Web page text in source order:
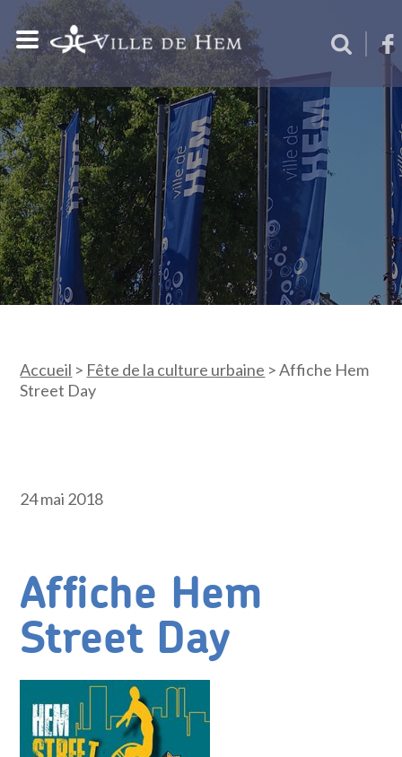
Accueil > Fête de la culture urbaine >Affiche Hem
Street Day
24 mai 2018
Affiche Hem
Street Day